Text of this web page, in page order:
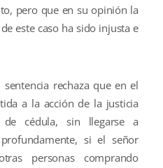
pero que en su opinión la
este caso ha sido injusta e
rechaza que en el
a la acción de la justicia
cédula, sin llegarse a
si el señor
personas comprando